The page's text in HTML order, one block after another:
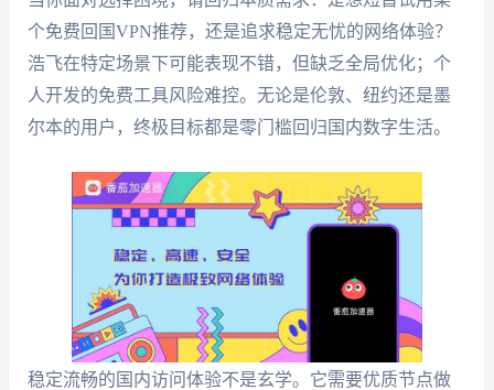
个免费回国VPN推荐，还是追求稳定无忧的网络体验？
浩飞在特定场景下可能表现不错，但缺乏全局优化；个
人开发的免费工具风险难控。无论是伦敦、纽约还是墨
尔本的用户，终极目标都是零门槛回归国内数字生活。
稳定流畅的国内访问体验不是玄学。它需要优质节点做